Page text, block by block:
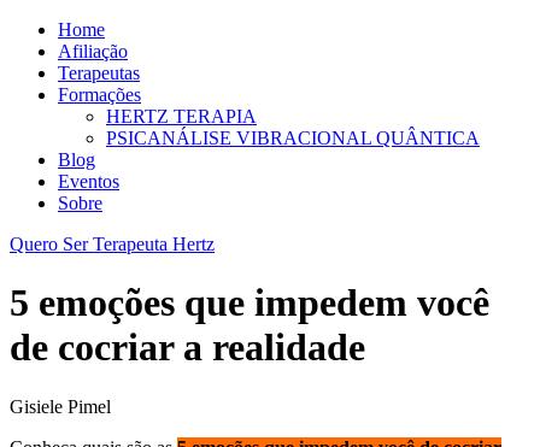
Home
Afiliação
Terapeutas
Formações
HERTZ TERAPIA
PSICANÁLISE VIBRACIONAL QUÂNTICA
Blog
Eventos
Sobre
Quero Ser Terapeuta Hertz
5 emoções que impedem você
de cocriar a realidade
Gisiele Pimel